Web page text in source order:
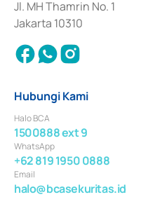
Jl. MH Thamrin No. 1
Jakarta 10310
Hubungi Kami
Halo BCA
1500888 ext 9
WhatsApp
+62 819 1950 0888
Email
halo@bcasekuritas.id